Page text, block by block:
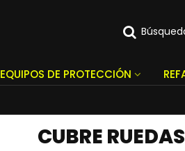
EQUIPOS DE PROTECCIÓN
CUBRE